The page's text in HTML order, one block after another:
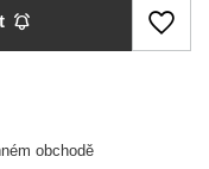
obchodě